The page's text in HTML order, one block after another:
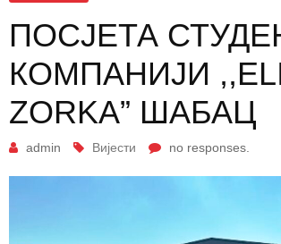
ПОСЈЕТА
КОМПАНИЈИ
ZORKA” ШАБАЦ
admin Вијести no responses.